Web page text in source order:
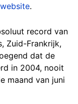
.
record van
Zuid-Frankrijk,
dat de
in 2004, nooit
maand van juni